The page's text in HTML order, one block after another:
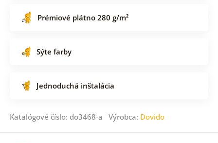
Prémiové plátno 280 g/m²
Sýte farby
Jednoduchá inštalácia
Katalógové číslo: do3468-a Výrobca: Dovido